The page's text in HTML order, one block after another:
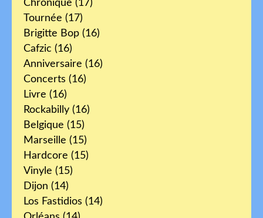
Chronique (17)
Tournée (17)
Brigitte Bop (16)
Cafzic (16)
Anniversaire (16)
Concerts (16)
Livre (16)
Rockabilly (16)
Belgique (15)
Marseille (15)
Hardcore (15)
Vinyle (15)
Dijon (14)
Los Fastidios (14)